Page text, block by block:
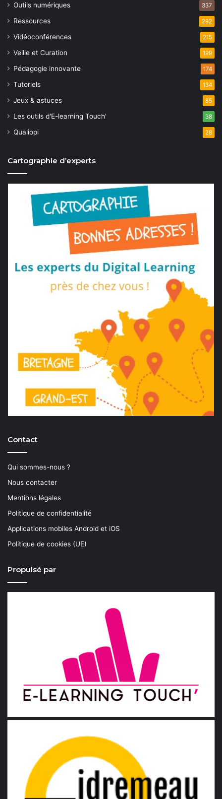
Outils numériques 337
Ressources 292
Vidéoconférences 215
Veille et Curation 199
Pédagogie innovante 174
Tutoriels 134
Jeux & astuces 85
Les outils d'E-learning Touch' 38
Qualiopi 28
Cartographie d’experts
Contact
Qui sommes-nous ?
Nous contacter
Mentions légales
Politique de confidentialité
Applications mobiles Android et iOS
Politique de cookies (UE)
Propulsé par